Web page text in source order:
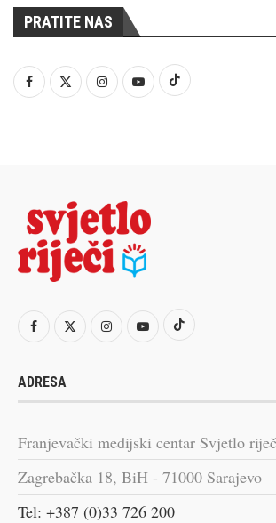
PRATITE NAS
ADRESA
Franjevački medijski centar Svjetlo
Zagrebačka 18, BiH - 71000 Sarajevo
Tel: +387 (0)33 726 200